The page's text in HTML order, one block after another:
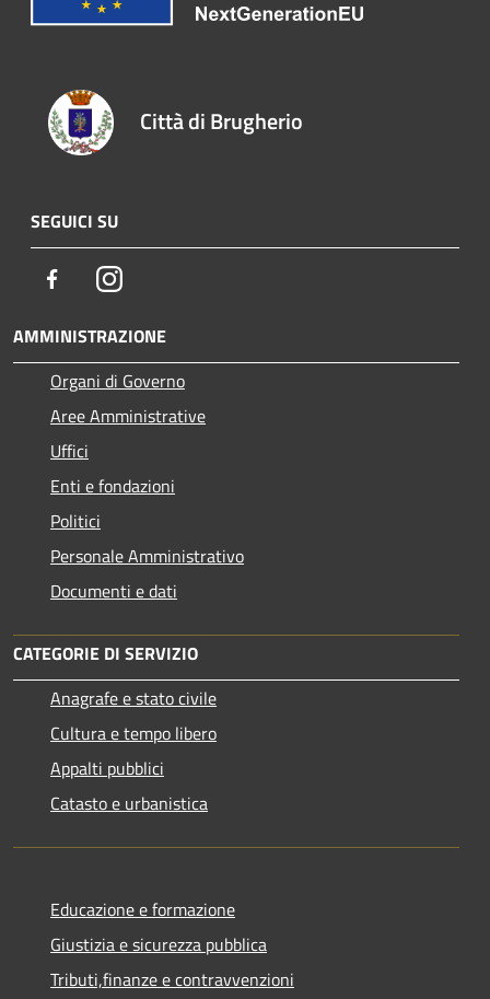
Città di Brugherio
SEGUICI SU
FacebookInstagram
AMMINISTRAZIONE
Organi di Governo
Aree Amministrative
Uffici
Enti e fondazioni
Politici
Personale Amministrativo
Documenti e dati
CATEGORIE DI SERVIZIO
Anagrafe e stato civile
Cultura e tempo libero
Appalti pubblici
Catasto e urbanistica
Educazione e formazione
Giustizia e sicurezza pubblica
Tributi,finanze e contravvenzioni